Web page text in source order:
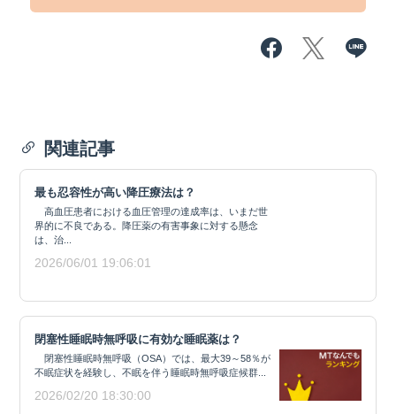
関連記事
最も忍容性が高い降圧療法は？
高血圧患者における血圧管理の達成率は、いまだ世
界的に不良である。降圧薬の有害事象に対する懸念
は、治...
2026/06/01 19:06:01
閉塞性睡眠時無呼吸に有効な睡眠薬は？
閉塞性睡眠時無呼吸（OSA）では、最大39～58％が
不眠症状を経験し、不眠を伴う睡眠時無呼吸症候群...
2026/02/20 18:30:00